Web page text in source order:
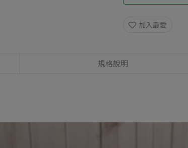
加入最愛
規格說明